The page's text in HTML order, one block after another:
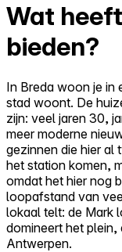
Wat
bieden?
In Breda woon je in
stad woont. De
zijn: veel jaren 30,
meer moderne
gezinnen die hier al
het station komen,
omdat het hier nog
loopafstand van
lokaal telt: de Mark
domineert het
Antwerpen.